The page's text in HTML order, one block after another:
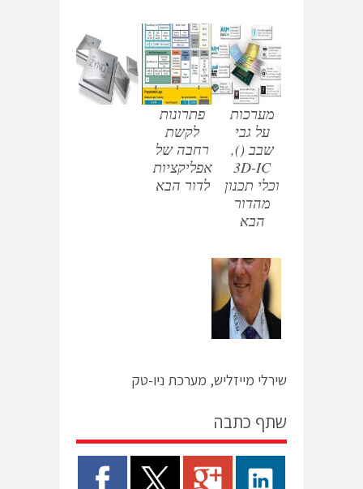
מערכות
על גבי
שבב (),
3D-IC
וכלי תכנון
מהדור
הבא
פתרונות
לקשת
רחבה של
אפליקציות
לדור הבא
שירלי מייזליש, מערכת ניו-טק
שתף כתבה